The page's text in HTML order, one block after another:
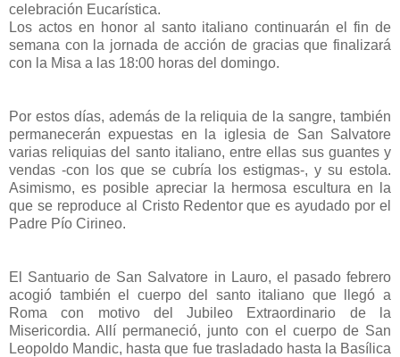
celebración Eucarística.
Los actos en honor al santo italiano continuarán el fin de
semana con la jornada de acción de gracias que finalizará
con la Misa a las 18:00 horas del domingo.
Por estos días, además de la reliquia de la sangre, también
permanecerán expuestas en la iglesia de San Salvatore
varias reliquias del santo italiano, entre ellas sus guantes y
vendas -con los que se cubría los estigmas-, y su estola.
Asimismo, es posible apreciar la hermosa escultura en la
que se reproduce al Cristo Redentor que es ayudado por el
Padre Pío Cirineo.
El Santuario de San Salvatore in Lauro, el pasado febrero
acogió también el cuerpo del santo italiano que llegó a
Roma con motivo del Jubileo Extraordinario de la
Misericordia. Allí permaneció, junto con el cuerpo de San
Leopoldo Mandic, hasta que fue trasladado hasta la Basílica